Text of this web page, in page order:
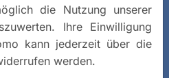
die Nutzung unserer
Ihre Einwilligung
kann jederzeit über die
werden.